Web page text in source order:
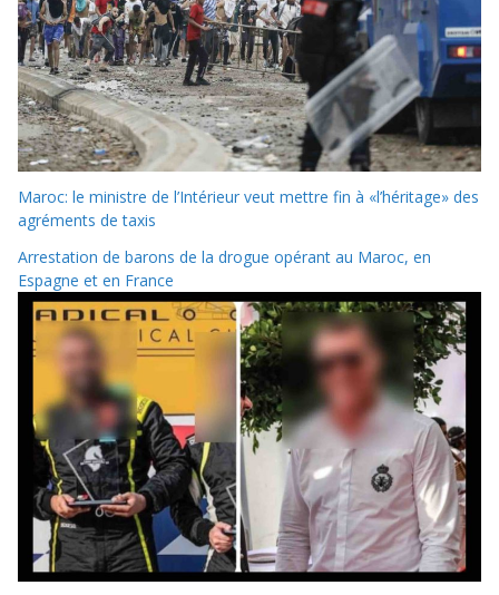
Maroc: le ministre de l’Intérieur veut mettre fin à «l’héritage» des
agréments de taxis
Arrestation de barons de la drogue opérant au Maroc, en
Espagne et en France